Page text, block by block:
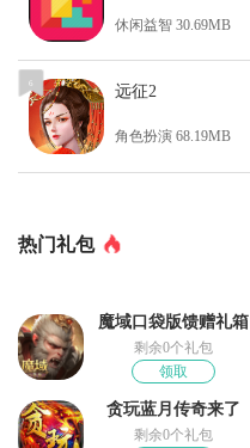
休闲益智 30.69MB
6 远征2
角色扮演 68.19MB
热门礼包
魔域口袋版馈赠礼箱
剩余0个礼包
领取
贪玩蓝月传奇来了
剩余0个礼包